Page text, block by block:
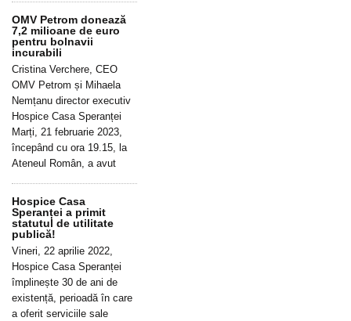
OMV Petrom donează
7,2 milioane de euro
pentru bolnavii
incurabili
Cristina Verchere, CEO
OMV Petrom și Mihaela
Nemțanu director executiv
Hospice Casa Speranței
Marți, 21 februarie 2023,
începând cu ora 19.15, la
Ateneul Român, a avut
Hospice Casa
Speranței a primit
statutul de utilitate
publică!
Vineri, 22 aprilie 2022,
Hospice Casa Speranței
împlinește 30 de ani de
existență, perioadă în care
a oferit serviciile sale